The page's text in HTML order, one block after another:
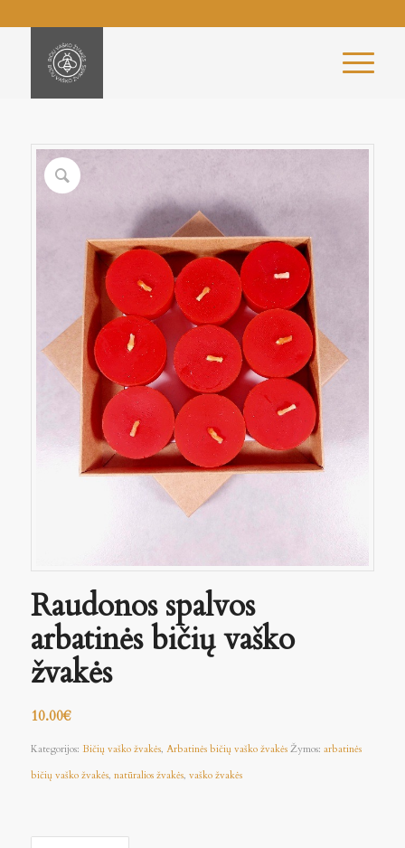
Raudonos spalvos
arbatinės bičių vaško
žvakės
10.00€
Kategorijos: Bičių vaško žvakės, Arbatinės bičių vaško žvakės Žymos: arbatinės
bičių vaško žvakės, natūralios žvakės, vaško žvakės